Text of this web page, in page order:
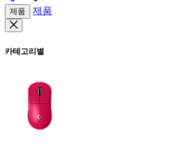
제품 제품
카테고리별